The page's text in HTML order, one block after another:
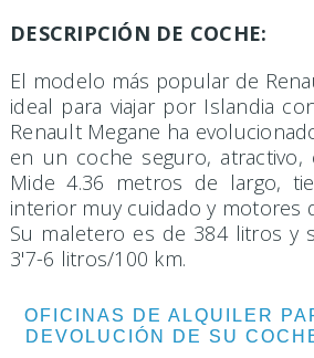
DESCRIPCIÓN DE COCHE:
El modelo más popular de
ideal para viajar por Islandia
Renault Megane ha
en un coche seguro, atractivo,
Mide 4.36 metros de largo,
interior muy cuidado y motores
Su maletero es de 384 litros y
3'7-6 litros/100 km.
OFICINAS DE ALQUILER
DEVOLUCIÓN DE SU